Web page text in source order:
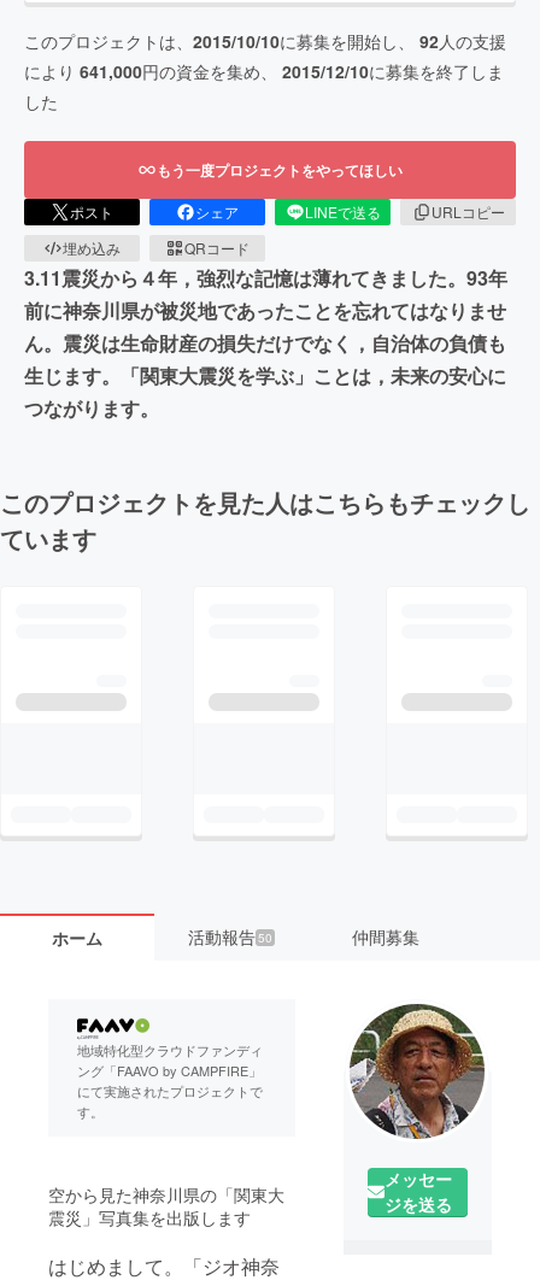
このプロジェクトは、 2015/10/10に募集を開始し、 92人の支援
により 641,000円の資金を集め、 2015/12/10に募集を終了しま
した
もう一度プロジェクトをやってほしい
ポスト シェア LINEで送る
URLコピー
埋め込み
QRコード
3.11震災から４年，強烈な記憶は薄れてきました。93年
前に神奈川県が被災地であったことを忘れてはなりませ
ん。震災は生命財産の損失だけでなく，自治体の負債も
生じます。「関東大震災を学ぶ」ことは，未来の安心に
つながります。
このプロジェクトを見た人はこちらもチェックし
ています
ホーム 活動報告50 仲間募集
地域特化型クラウドファンディ
ング「FAAVO by CAMPFIRE」
にて実施されたプロジェクトで
す。
空から見た神奈川県の「関東大
震災」写真集を出版します
はじめまして。「ジオ神奈
メッセー
ジを送る